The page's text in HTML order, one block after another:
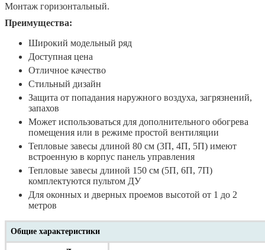
Монтаж горизонтальный.
Преимущества:
Широкий модельный ряд
Доступная цена
Отличное качество
Стильный дизайн
Защита от попадания наружного воздуха, загрязнений,
запахов
Может использоваться для дополнительного обогрева
помещения или в режиме простой вентиляции
Тепловые завесы длиной 80 см (3П, 4П, 5П) имеют
встроенную в корпус панель управления
Тепловые завесы длиной 150 см (5П, 6П, 7П)
комплектуются пультом ДУ
Для оконных и дверных проемов высотой от 1 до 2
метров
Общие характеристики